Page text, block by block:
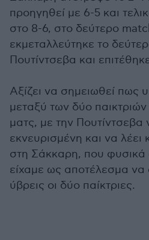
προηγηθεί με 6-5 και
στο 8-6, στο δεύτερο
εκμεταλλεύτηκε το
Πουτίντσεβα και
Αξίζει να σημειωθεί πως
μεταξύ των δύο
ματς, με την Πουτίντσεβα
εκνευρισμένη και να λέει
στη Σάκκαρη, που φυσικά
είχαμε ως αποτέλεσμα να
ύβρεις οι δύο παίκτριες.